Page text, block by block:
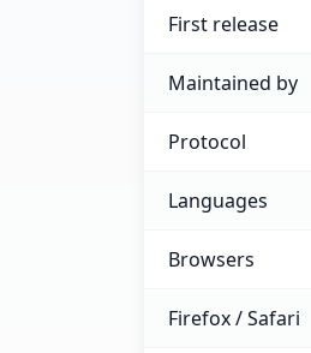
First release
Maintained by
Protocol
Languages
Browsers
Firefox / Safari